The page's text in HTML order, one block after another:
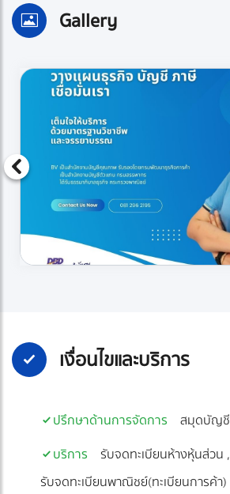
Gallery
เงื่อนไขและบริการ
ปรึกษาด้านการจัดการ
สมุดบัญชี
บริการ
รับจดทะเบียนห้างหุ้นส่วน
รับจดทะเบียนพาณิชย์(ทะเบียนการค้า)